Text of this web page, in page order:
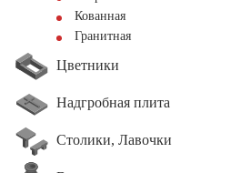
Кованная
Гранитная
Цветники
Надгробная плита
Столики, Лавочки